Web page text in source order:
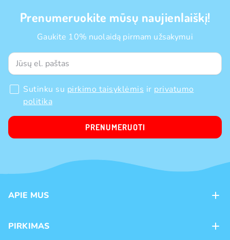
Prenumeruokite mūsų naujienlaiškį!
Gaukite 10% nuolaidą pirmam užsakymui
Sutinku su pirkimo taisyklėmis ir privatumo
politika
PRENUMERUOTI
APIE MUS
Kontaktai
PIRKIMAS